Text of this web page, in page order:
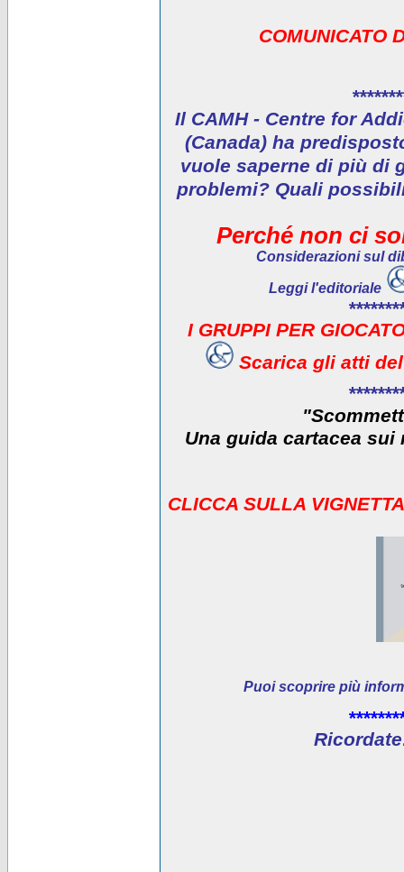
COMUNICATO
Il CAMH - Centre for
(Canada) ha
vuole saperne di più di
problemi? Quali
Perché non ci
Considerazioni sul
Leggi l'editoriale
I GRUPPI PER
Scarica gli atti
Una guida cartacea
CLICCA SULLA
Puoi scoprire più